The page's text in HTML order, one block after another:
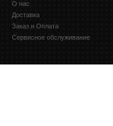
О нас
Доставка
Заказ и Оплата
Сервисное обслуживание